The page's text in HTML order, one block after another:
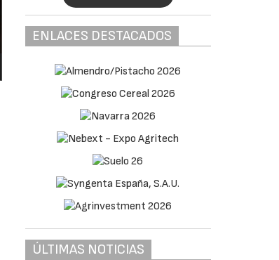
ENLACES DESTACADOS
ÚLTIMAS NOTICIAS